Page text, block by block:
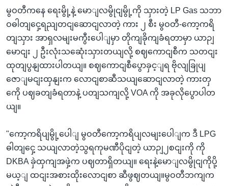
မွဝတီကနေ ရေးမွို့နဲ့ မောျလမွိုငျမွို့ကို သှားတဲ့ LP Gas သဘာ
ဝဓါတျငှေ့ရညျတငျဆောငျလာတဲ့ ကား ၂ စီး မွဝတီ-ကော့ကရိ
တျသှား အာရှလမျးမကွီးပေါျမှာ တိုကျခိုကျခံရတာမှာ ယာဉျ
မောငျး ၂ ဦးလုံးသဆေုံးသှားတယျလို့ စဈကောငျစီက သတငျး
ထုတျပွနျထားပါတယျ။ စဈကောငျစီပွောခှင့ျရ ဗိုလျခြုပျ
ဇောျမငျးထှနျးက လောငျစာဆီသယျဆောငျလာတဲ့ ကားတှ
ကေို ပဈခတျခံရတာနဲ့ ပတျသကျလို့ VOA ကို အခုလိုပွောပါတ
ယျ။
"ကော့ကရိပျမွို့ပေါျ မွဝတီကော့ကရိပျလမျးပေါျက ဒီ LPG
ဓါတျငှေ့ သယျလာတဲ့သွရကုမဏီပိုငျတဲ့ ယာဉျ၂စငျးကို ကို
DKBA ခှဲထှကျအဖှဲ့က ပဈတာရှိတယျ။ ရေးနဲ့မောျလမွိုငျကိုပို့
မယ့ျ ထငျးအစားထိုးလောငျစာ ဆီဖွဈတယျ။မွဝတီဘကျက